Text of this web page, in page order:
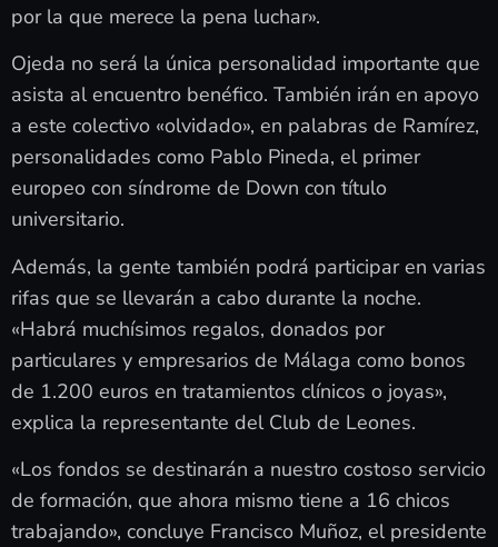
por la que merece la pena luchar».
Ojeda no será la única personalidad importante que
asista al encuentro benéfico. También irán en apoyo
a este colectivo «olvidado», en palabras de Ramírez,
personalidades como Pablo Pineda, el primer
europeo con síndrome de Down con título
universitario.
Además, la gente también podrá participar en varias
rifas que se llevarán a cabo durante la noche.
«Habrá muchísimos regalos, donados por
particulares y empresarios de Málaga como bonos
de 1.200 euros en tratamientos clínicos o joyas»,
explica la representante del Club de Leones.
«Los fondos se destinarán a nuestro costoso servicio
de formación, que ahora mismo tiene a 16 chicos
trabajando», concluye Francisco Muñoz, el presidente